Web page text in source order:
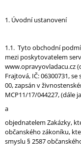
1. Úvodní ustanovení
1.1. Tyto obchodní
mezi poskytovatelem
www.opravyovladacu.cz
Frajtová, IČ: 06300731,
00, zapsán v
MCP11/17/044227, (dále
a
objednatelem Zakázky,
občanského zákoníku,
smyslu § 2587
J
T
E
N
A
J
T
?